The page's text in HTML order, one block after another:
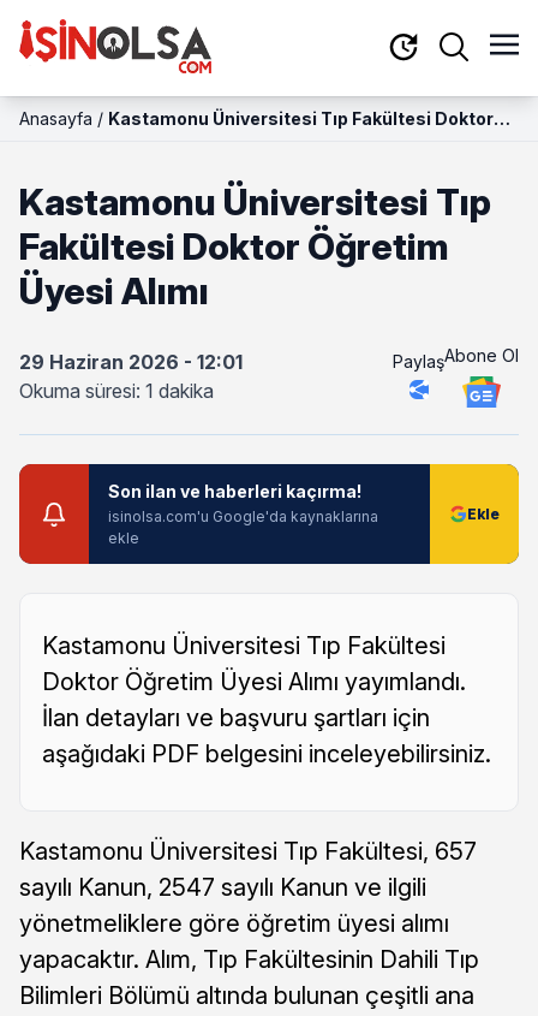
Anasayfa / Kastamonu Üniversitesi Tıp Fakültesi Doktor
Kastamonu Üniversitesi Tıp
Fakültesi Doktor Öğretim
Üyesi Alımı
29 Haziran 2026 - 12:01
Okuma süresi: 1 dakika
PaylaşAbone Ol
Son ilan ve haberleri kaçırma!
isinolsa.com'u Google'da kaynaklarına
ekle
Kastamonu Üniversitesi Tıp Fakültesi
Doktor Öğretim Üyesi Alımı yayımlandı.
İlan detayları ve başvuru şartları için
aşağıdaki PDF belgesini inceleyebilirsiniz.
Kastamonu Üniversitesi Tıp Fakültesi, 657
sayılı Kanun, 2547 sayılı Kanun ve ilgili
yönetmeliklere göre öğretim üyesi alımı
yapacaktır. Alım, Tıp Fakültesinin Dahili Tıp
Bilimleri Bölümü altında bulunan çeşitli ana